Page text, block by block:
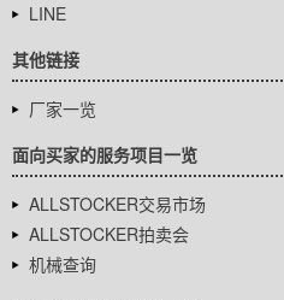
LINE
其他链接
厂家一览
面向买家的服务项目一览
ALLSTOCKER交易市场
ALLSTOCKER拍卖会
机械查询